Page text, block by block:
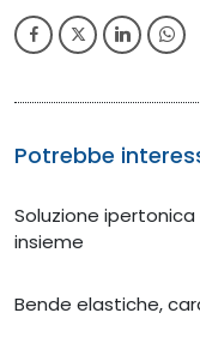
Potrebbe
Soluzione
insieme
Bende elastiche,